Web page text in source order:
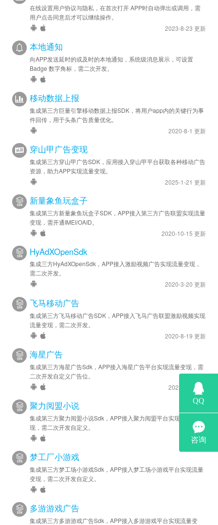
在线设置用户协议与隐私，在首次打开 APP时自动弹出或调用，需
用户点击同意后才可以继续操作。
2023-8-23 更新
本地通知
向APP发送延时的或及时的本地通知，系统级消息展示，可设置
Badge 数字角标，需二次开发。
移动数据上报
集成第三方巨量引擎移动数据上报SDK，将用户app内的关键行为事
件回传，用于头条广告质量优化。
2020-8-1 更新
穿山甲广告变现
集成第三方穿山甲广告SDK，应用接入穿山甲平台获取各种移动广告
资源，助力APP实现流量变现。
2025-1-21 更新
新量象鱼玩盒子
集成第三方新量象鱼玩盒子SDK，APP接入第三方广告联盟实现流量
变现，需开通IMEI/OAID。
2020-10-15 更新
HyAdXOpenSdk
集成三方HyAdXOpenSdk，APP接入激励视频广告实现流量变现，
需二次开发。
2020-3-20 更新
飞马移动广告
集成第三方飞马移动广告SDK，APP接入飞马广告联盟激励视频实现
流量变现，需二次开发。
2020-8-19 更新
海星广告
集成第三方海星广告Sdk，APP接入海星广告平台实现流量变现，需
二次开发自定义广告位。
2023-5-6 更新
聚力阅盟小说
集成第三方聚力阅盟小说Sdk，APP接入聚力阅盟平台实现流量变
现，需二次开发自定义。
梦工厂小游戏
集成第三方梦工场小游戏Sdk，APP接入梦工场小游戏平台实现流量
变现，需二次开发自定义。
多游游戏广告
集成第三方多游游戏广告Sdk，APP接入多游游戏平台实现流量变